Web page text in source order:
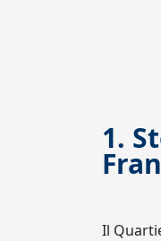
1.
Il